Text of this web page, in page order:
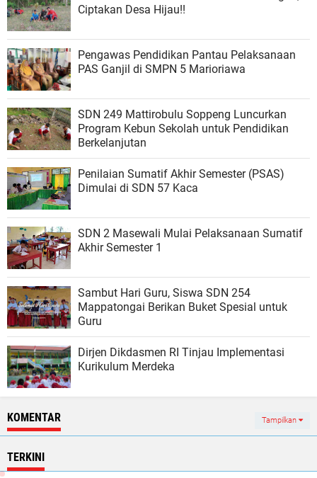
Ciptakan Desa Hijau!!
Pengawas Pendidikan Pantau Pelaksanaan
PAS Ganjil di SMPN 5 Marioriawa
SDN 249 Mattirobulu Soppeng Luncurkan
Program Kebun Sekolah untuk Pendidikan
Berkelanjutan
Penilaian Sumatif Akhir Semester (PSAS)
Dimulai di SDN 57 Kaca
SDN 2 Masewali Mulai Pelaksanaan Sumatif
Akhir Semester 1
Sambut Hari Guru, Siswa SDN 254
Mappatongai Berikan Buket Spesial untuk
Guru
Dirjen Dikdasmen RI Tinjau Implementasi
Kurikulum Merdeka
KOMENTAR Tampilkan
TERKINI